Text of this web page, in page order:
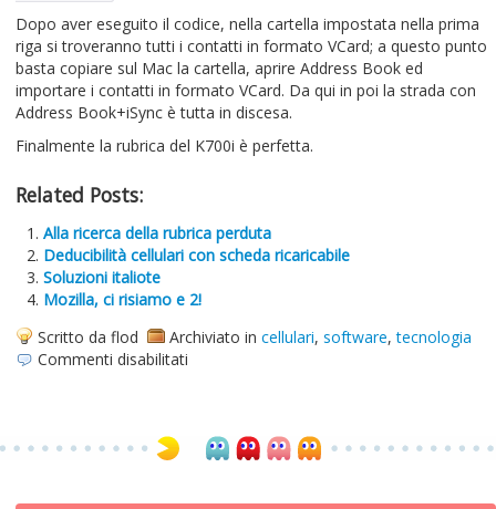
Dopo aver eseguito il codice, nella cartella impostata nella prima
riga si troveranno tutti i contatti in formato VCard; a questo punto
basta copiare sul Mac la cartella, aprire Address Book ed
importare i contatti in formato VCard. Da qui in poi la strada con
Address Book+iSync è tutta in discesa.
Finalmente la rubrica del K700i è perfetta.
Related Posts:
Alla ricerca della rubrica perduta
Deducibilità cellulari con scheda ricaricabile
Soluzioni italiote
Mozilla, ci risiamo e 2!
Scritto da flod
Archiviato in cellulari, software,tecnologia
Commenti disabilitati